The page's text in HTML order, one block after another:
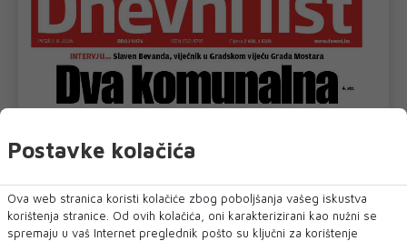
Postavke kolačića
Ova web stranica koristi kolačiće zbog poboljšanja vašeg iskustva
korištenja stranice. Od ovih kolačića, oni karakterizirani kao nužni se
spremaju u vaš Internet preglednik pošto su ključni za korištenje